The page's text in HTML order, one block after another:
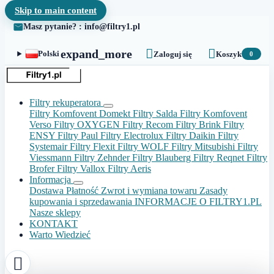
Skip to main content
Masz pytanie? : info@filtry1.pl
Polskiexpand_more  Zaloguj się Koszyk 0
Filtry rekuperatora
Filtry Komfovent Domekt Filtry Salda Filtry Komfovent
Verso Filtry OXYGEN Filtry Recom Filtry Brink Filtry
ENSY Filtry Paul Filtry Electrolux Filtry Daikin Filtry
SystemairFiltry Flexit Filtry WOLF Filtry Mitsubishi Filtry
Viessmann Filtry ZehnderFiltry Blauberg Filtry Reqnet Filtry
BroferFiltry Vallox Filtry Aeris
Informacja
Dostawa Płatność Zwrot i wymiana towaru Zasady
kupowania i sprzedawania INFORMACJE O FILTRY1.PL
Nasze sklepy
KONTAKT
Warto Wiedzieć
